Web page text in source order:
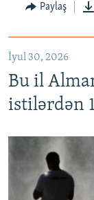
Paylaş
İyul 30, 2026
Bu il
istilərdən